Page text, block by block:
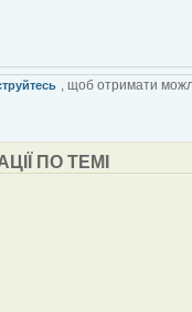
, щоб отримати
ПО ТЕМІ